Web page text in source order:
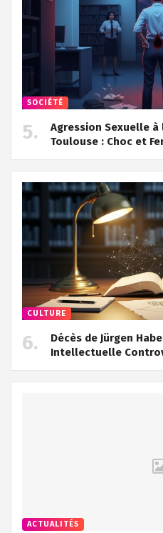
SOCIÉTÉ
Agression Sexuelle
Toulouse : Choc et
CULTURE
Décès de Jürgen
Intellectuelle
ACTUALITÉS